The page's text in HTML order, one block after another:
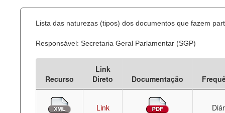
Planejamento
Catálogo de dados
Processo Legislativo
Administração
Legislação
Lista das naturezas (tipos) dos documentos que fazem
Responsável: Secretaria Geral Parlamentar (SGP)
Recurso
Link
Direto
Documentação
Link